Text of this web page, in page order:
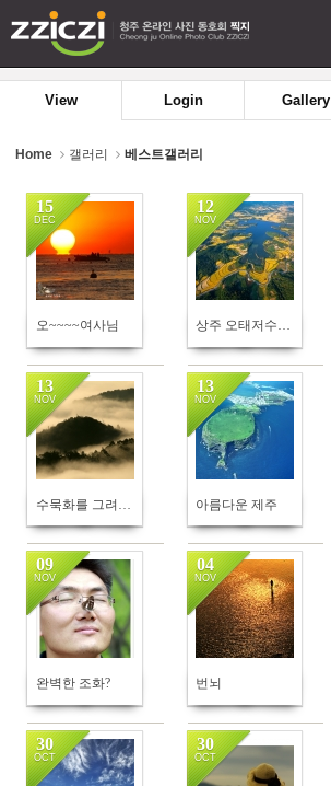
View Login Gallery
Home 갤러리 베스트갤러리
오~~~~여사님
15
DEC
375
상주 오태저수지 가을
12
NOV
666
수묵화를 그려내듯
13
NOV
아름다운 제주
13
NOV
619
완벽한 조화?
09
NOV
492
번뇌
04
NOV
598
30
OCT
30
OCT